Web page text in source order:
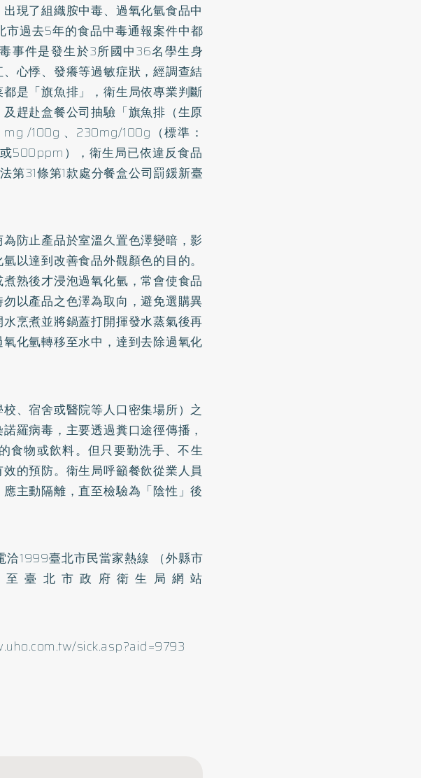
現了組織胺中毒、過氧化氫食品中
過去5年的食品中毒通報案件中都
事件是發生於3所國中36名學生身
心悸、發癢等過敏症狀，經調查結
是「旗魚排」，衛生局依專業判斷
趕赴盒餐公司抽驗「旗魚排（生原
/100g 、230mg/100g（標準：
500ppm），衛生局已依違反食品
第31條第1款處分餐盒公司罰鍰新臺
防止產品於室溫久置色澤變暗，影
以達到改善食品外觀顏色的目的。
熟後才浸泡過氧化氫，常會使食品
以產品之色澤為取向，避免選購異
烹煮並將鍋蓋打開揮發水蒸氣後再
化氫轉移至水中，達到去除過氧化
、宿舍或醫院等人口密集場所）之
羅病毒，主要透過糞口途徑傳播，
食物或飲料。但只要勤洗手、不生
的預防。衛生局呼籲餐飲從業人員
主動隔離，直至檢驗為「陰性」後
1999臺北市民當家熱線 （外縣市
至臺北市政府衛生局網站
sick.asp?aid=9793